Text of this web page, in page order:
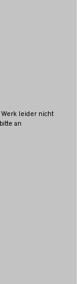
leider nicht
an